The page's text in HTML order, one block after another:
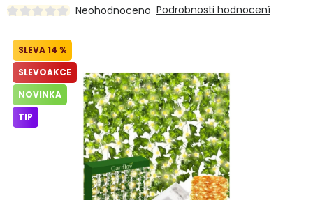
Dílna
Domácnost
Dětská hřiště
Autodoplňky
Neohodnoceno Podrobnosti hodnocení
14 %
SLEVOAKCE
NOVINKA
TIP